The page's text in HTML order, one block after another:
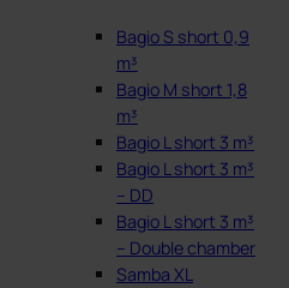
Bagio S short 0,9
m³
Bagio M short 1,8
m³
Bagio L short 3 m³
Bagio L short 3 m³
– DD
Bagio L short 3 m³
– Double chamber
Samba XL